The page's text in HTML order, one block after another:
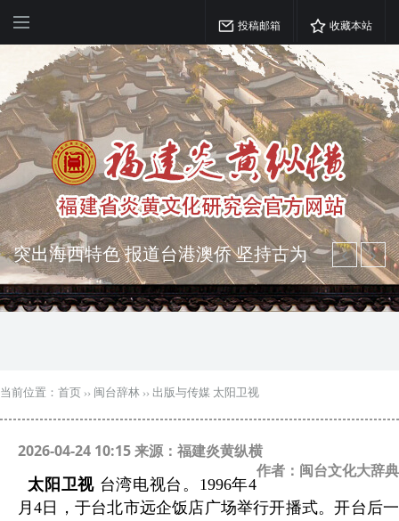
投稿邮箱 收藏本站
突出海西特色 报道台港澳侨 坚持古为
今用 力求雅俗共赏
弘扬优秀文化 振奋民族精神 介绍民族
当前位置： 首页 ›› 闽台辞林 ›› 出版与传媒 太阳卫视
2026-04-24 10:15 来源：福建炎黄纵横
作者：闽台文化大辞典
太阳卫视 台湾电视台。1996年4
月4日，于台北市远企饭店广场举行开播式。开台后一